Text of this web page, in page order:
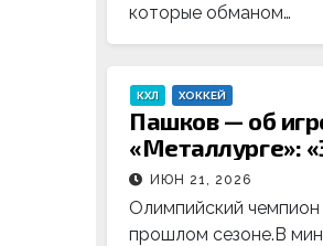
которые обманом…
КХЛ ХОККЕЙ
Пашков — об
«Металлурге»:
ИЮН 21, 2026
Олимпийский
прошлом сезоне.В